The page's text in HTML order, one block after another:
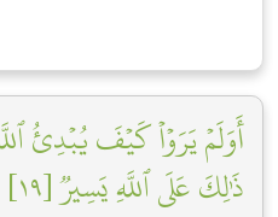
أَوَلَمۡ يَرَوۡاْ كَيۡفَ يُبۡدِئُ
ذَٰلِكَ عَلَى ٱللَّهِ يَسِيرٞ [١٩]